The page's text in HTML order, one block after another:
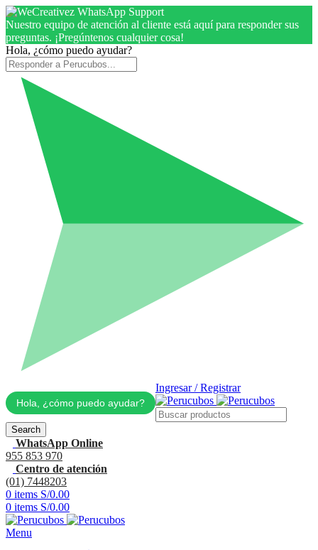
Nuestro equipo de atención al cliente está aquí para responder sus
preguntas. ¡Pregúntenos cualquier cosa!
Hola, ¿cómo puedo ayudar?
Hola, ¿cómo puedo ayudar?
Ingresar / Registrar
Search
WhatsApp Online
955 853 970
Centro de atención
(01) 7448203
0 items S/0.00
0 items S/0.00
Menu